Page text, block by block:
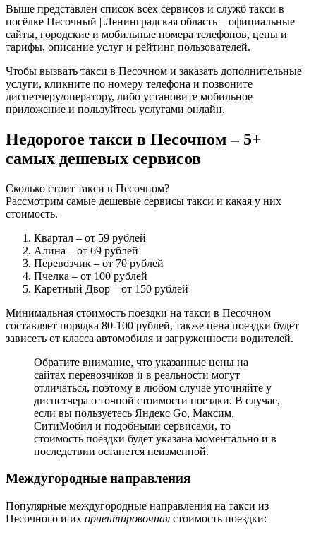
Выше представлен список всех сервисов и служб такси в
посёлке Песочный | Ленинградская область – официальные
сайты, городские и мобильные номера телефонов, цены и
тарифы, описание услуг и рейтинг пользователей.
Чтобы вызвать такси в Песочном и заказать дополнительные
услуги, кликните по номеру телефона и позвоните
диспетчеру/оператору, либо установите мобильное
приложение и пользуйтесь услугами онлайн.
Недорогое такси в Песочном – 5+
самых дешевых сервисов
Сколько стоит такси в Песочном?
Рассмотрим самые дешевые сервисы такси и какая у них
стоимость.
Квартал – от 59 рублей
Алина – от 69 рублей
Перевозчик – от 70 рублей
Пчелка – от 100 рублей
Каретный Двор – от 150 рублей
Минимальная стоимость поездки на такси в Песочном
составляет порядка 80-100 рублей, также цена поездки будет
зависеть от класса автомобиля и загруженности водителей.
Обратите внимание, что указанные цены на
сайтах перевозчиков и в реальности могут
отличаться, поэтому в любом случае уточняйте у
диспетчера о точной стоимости поездки. В случае,
если вы пользуетесь Яндекс Go, Максим,
СитиМобил и подобными сервисами, то
стоимость поездки будет указана моментально и в
последствии останется неизменной.
Междугородные направления
Популярные междугородные направления на такси из
Песочного и их ориентировочная стоимость поездки: